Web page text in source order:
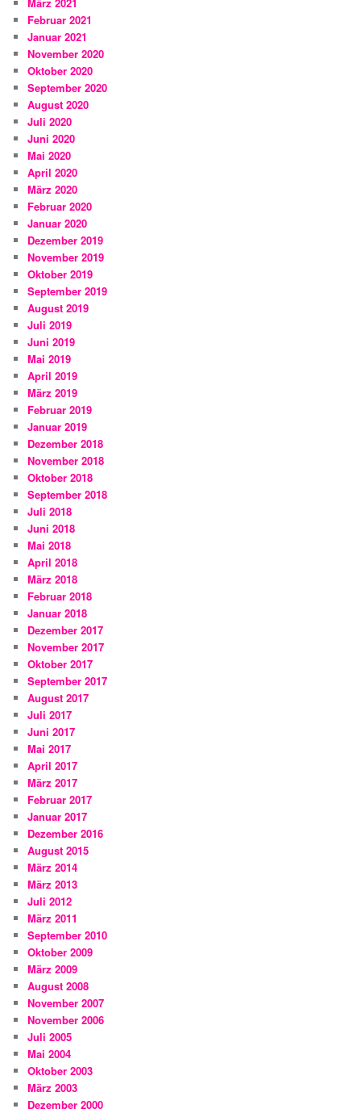
Februar 2021
Januar 2021
November 2020
Oktober 2020
September 2020
August 2020
Juli 2020
Juni 2020
Mai 2020
April 2020
März 2020
Februar 2020
Januar 2020
Dezember 2019
November 2019
Oktober 2019
September 2019
August 2019
Juli 2019
Juni 2019
Mai 2019
April 2019
März 2019
Februar 2019
Januar 2019
Dezember 2018
November 2018
Oktober 2018
September 2018
Juli 2018
Juni 2018
Mai 2018
April 2018
März 2018
Februar 2018
Januar 2018
Dezember 2017
November 2017
Oktober 2017
September 2017
August 2017
Juli 2017
Juni 2017
Mai 2017
April 2017
März 2017
Februar 2017
Januar 2017
Dezember 2016
August 2015
März 2014
März 2013
Juli 2012
März 2011
September 2010
Oktober 2009
März 2009
August 2008
November 2007
November 2006
Juli 2005
Mai 2004
Oktober 2003
März 2003
Dezember 2000